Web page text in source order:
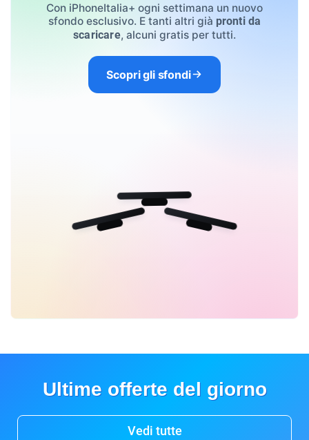
Con iPhoneItalia+ ogni settimana un nuovo
sfondo esclusivo. E tanti altri già pronti da
scaricare, alcuni gratis per tutti.
Scopri gli sfondi
Ultime offerte del giorno
Vedi tutte